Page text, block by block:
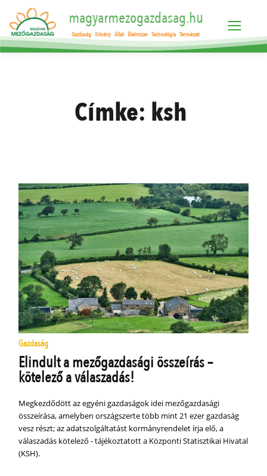
magyarmezogazdasag.hu
Gazdaság Növény Állat Élelmiszer Technológia Természet
Címke: ksh
Gazdaság
Elindult a mezőgazdasági összeírás –
kötelező a válaszadás!
Megkezdődött az egyéni gazdaságok idei mezőgazdasági
összeírása, amelyben országszerte több mint 21 ezer gazdaság
vesz részt; az adatszolgáltatást kormányrendelet írja elő, a
válaszadás kötelező - tájékoztatott a Központi Statisztikai Hivatal
(KSH).